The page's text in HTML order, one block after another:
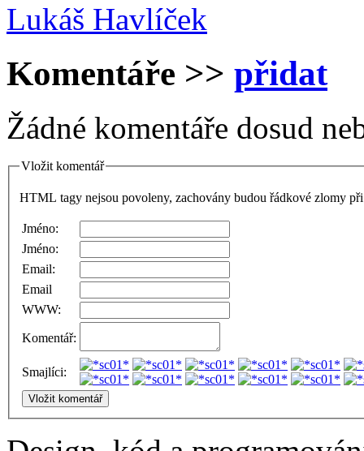
Lukáš Havlíček
Komentáře >> přidat
Žádné komentáře dosud
Vložit komentář
HTML tagy nejsou povoleny, zachovány budou řádkové zlomy
Jméno:
Jméno:
Email:
Email
WWW:
Komentář:
Smajlíci: